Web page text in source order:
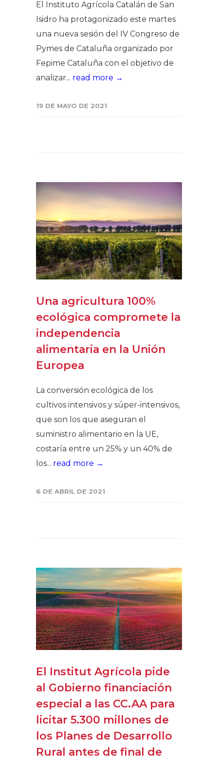
El Instituto Agrícola Catalán de San
Isidro ha protagonizado este martes
una nueva sesión del IV Congreso de
Pymes de Cataluña organizado por
Fepime Cataluña con el objetivo de
analizar... read more →
19 DE MAYO DE 2021
Una agricultura 100%
ecológica compromete la
independencia
alimentaria en la Unión
Europea
La conversión ecológica de los
cultivos intensivos y súper-intensivos,
que son los que aseguran el
suministro alimentario en la UE,
costaría entre un 25% y un 40% de
los... read more →
6 DE ABRIL DE 2021
El Institut Agrícola pide
al Gobierno financiación
especial a las CC.AA para
licitar 5.300 millones de
los Planes de Desarrollo
Rural antes de final de